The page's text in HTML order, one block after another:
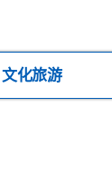
文化旅游